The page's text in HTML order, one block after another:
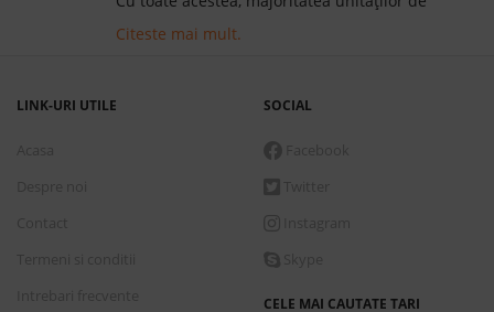
ceea ce nu poate fi decât un mare plus.
Citeste mai mult.
LINK-URI UTILE SOCIAL
CELE MAI CAUTATE TARI